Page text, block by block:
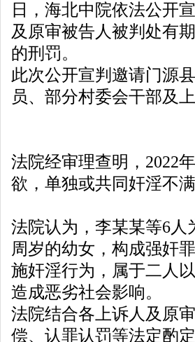
日，海北中院依法公开
及原审被告人被判处有
的刑罚。
此次公开宣判邀请门源
员、部分村委会干部及
法院经审理查明，2022
欲，单独或共同奸淫不
法院认为，李某某等6
周岁的幼女，构成强奸
施奸淫行为，属于二人
造成恶劣社会影响。
法院结合各上诉人及原
偿、认罪认罚等法定酌